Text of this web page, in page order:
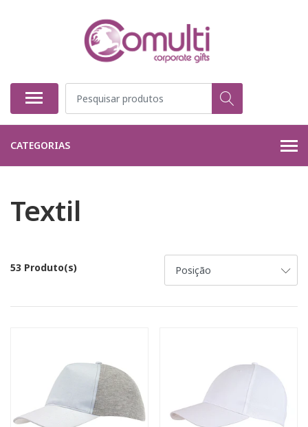
CATEGORIAS
Textil
53 Produto(s)